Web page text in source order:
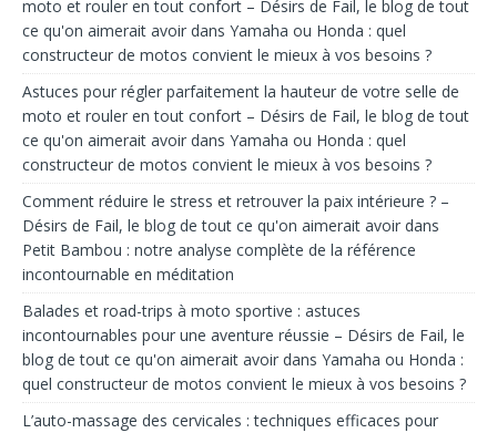
moto et rouler en tout confort – Désirs de Fail, le blog de tout
ce qu'on aimerait avoir dans Yamaha ou Honda : quel
constructeur de motos convient le mieux à vos besoins ?
Astuces pour régler parfaitement la hauteur de votre selle de
moto et rouler en tout confort – Désirs de Fail, le blog de tout
ce qu'on aimerait avoir dans Yamaha ou Honda : quel
constructeur de motos convient le mieux à vos besoins ?
Comment réduire le stress et retrouver la paix intérieure ? –
Désirs de Fail, le blog de tout ce qu'on aimerait avoir dans
Petit Bambou : notre analyse complète de la référence
incontournable en méditation
Balades et road-trips à moto sportive : astuces
incontournables pour une aventure réussie – Désirs de Fail, le
blog de tout ce qu'on aimerait avoir dans Yamaha ou Honda :
quel constructeur de motos convient le mieux à vos besoins ?
L’auto-massage des cervicales : techniques efficaces pour